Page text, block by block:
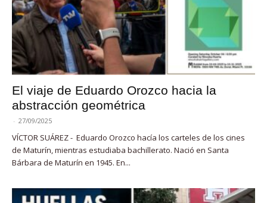
El viaje de Eduardo Orozco hacia la
abstracción geométrica
- 27/09/2025
VÍCTOR SUÁREZ - Eduardo Orozco hacía los carteles de los cines
de Maturín, mientras estudiaba bachillerato. Nació en Santa
Bárbara de Maturín en 1945. En...